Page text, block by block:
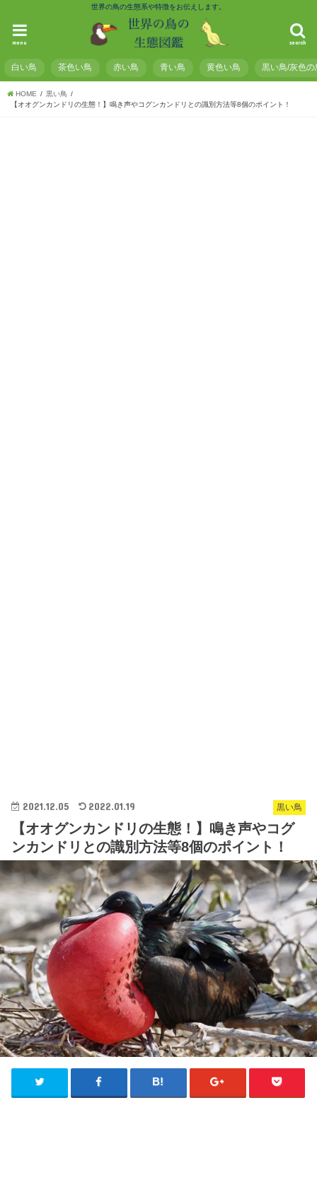
世界の鳥の生態系や特徴をお伝えします。
search
menu
白い鳥 茶色い鳥 赤い鳥 青い鳥 黄色い鳥 黒い鳥/灰色の
HOME
黒い鳥
【オオグンカンドリの生態！】鳴き声やコグンカンドリとの識別方法等8個のポイント！
黒い鳥
2021.12.05 2022.01.19
【オオグンカンドリの生態！】鳴き声やコグ
ンカンドリとの識別方法等8個のポイント！